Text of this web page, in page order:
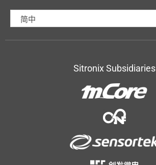
Sitronix Subsidiaries